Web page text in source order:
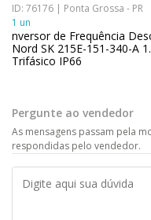
ID: 76176 | Ponta Grossa - PR
1 un
nversor de Frequência
Nord SK 215E-151-340-A
Trifásico IP66
Pergunte ao vendedor
As mensagens passam pela
respondidas pelo vendedor.